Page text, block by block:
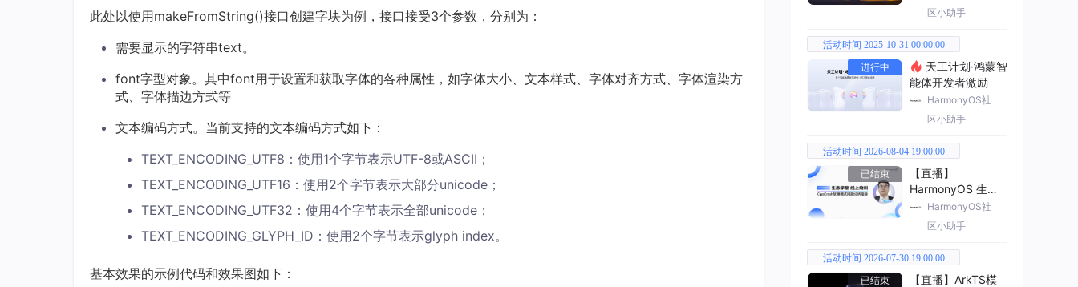
此处以使用makeFromString()接口创建字块为例，接口接受3个参数，分别为：
需要显示的字符串text。
font字型对象。其中font用于设置和获取字体的各种属性，如字体大小、文本样式、字体对齐方式、字体渲染方
式、字体描边方式等
文本编码方式。当前支持的文本编码方式如下：
TEXT_ENCODING_UTF8：使用1个字节表示UTF-8或ASCII；
TEXT_ENCODING_UTF16：使用2个字节表示大部分unicode；
TEXT_ENCODING_UTF32：使用4个字节表示全部unicode；
TEXT_ENCODING_GLYPH_ID：使用2个字节表示glyph index。
基本效果的示例代码和效果图如下：
区小助手
活动时间 2025-10-31 00:00:00
进行中
能体开发者激励
HarmonyOS社
区小助手
活动时间 2026-08-04 19:00:00
已结束
【直播】
HarmonyOS 生态
学堂·线上培训
HarmonyOS社
区小助手
活动时间 2026-07-30 19:00:00
已结束
【直播】ArkTS模